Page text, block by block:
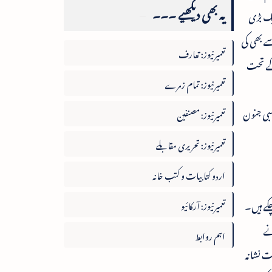
بڑی
بھی کی
تحت
جنون
ہیں۔
نشانہ
یہ بھی دیکھیے ۔۔۔
تعمیرنیوز: تعارف
تعمیرنیوز: تمام زمرے
تعمیرنیوز: مصنفین
تعمیرنیوز: تحریری مقابلے
اردو کتابیات و کتب خانہ
تعمیرنیوز: آرکائیو
اہم روابط